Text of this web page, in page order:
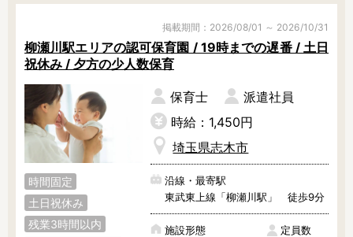
掲載期間：2026/08/01 ～ 2026/10/31
柳瀬川駅エリアの認可保育園 / 19時までの遅番 / 土日
祝休み / 夕方の少人数保育
時間固定
土日祝休み
残業3時間以内
保育士
派遣社員
時給：1,450円
埼玉県志木市
沿線・最寄駅
東武東上線「柳瀬川駅」 徒歩9分
施設形態
定員数